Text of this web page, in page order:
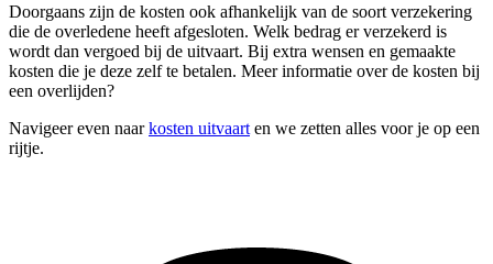
Doorgaans zijn de kosten ook afhankelijk van de soort verzekering
die de overledene heeft afgesloten. Welk bedrag er verzekerd is
wordt dan vergoed bij de uitvaart. Bij extra wensen en gemaakte
kosten die je deze zelf te betalen. Meer informatie over de kosten bij
een overlijden?
Navigeer even naarkosten uitvaart en we zetten alles voor je op een
rijtje.